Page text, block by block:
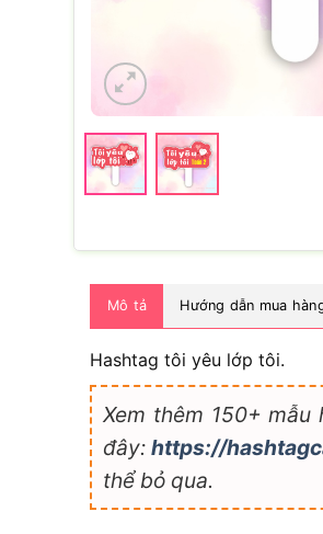
Mô tả Hướng dẫn mua
Hashtag tôi yêu lớp tôi.
Xem thêm 150+
đây: https://
thể bỏ qua.